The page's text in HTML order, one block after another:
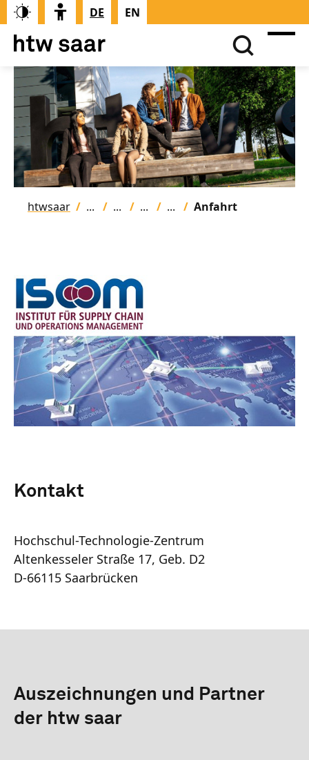
DE EN
htwsaar Anfahrt
Kontakt
Hochschul-Technologie-Zentrum
Altenkesseler Straße 17, Geb. D2
D-66115 Saarbrücken
Auszeichnungen und Partner
der htw saar